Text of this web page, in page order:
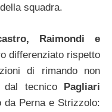
squadra.
Raimondi e
differenziato rispetto
di rimando non
dal tecnico Pagliari
da Perna e Strizzolo: